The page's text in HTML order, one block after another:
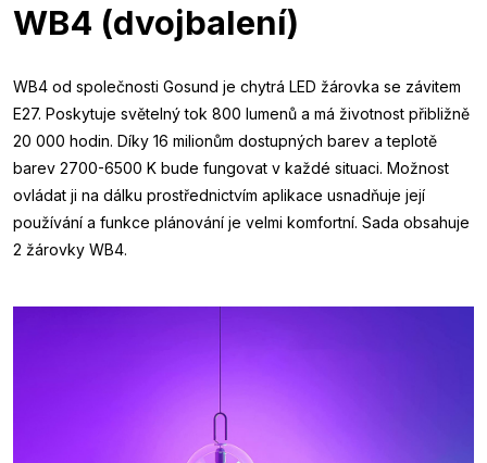
WB4 (dvojbalení)
WB4 od společnosti Gosund je chytrá LED žárovka se závitem
E27. Poskytuje světelný tok 800 lumenů a má životnost přibližně
20 000 hodin. Díky 16 milionům dostupných barev a teplotě
barev 2700-6500 K bude fungovat v každé situaci. Možnost
ovládat ji na dálku prostřednictvím aplikace usnadňuje její
používání a funkce plánování je velmi komfortní. Sada obsahuje
2 žárovky WB4.